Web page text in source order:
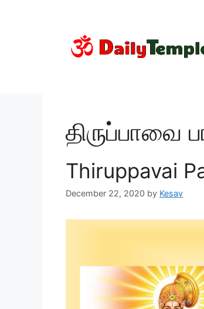
திருப்பாவை
Thiruppavai
December 22, 2020 by Kesav